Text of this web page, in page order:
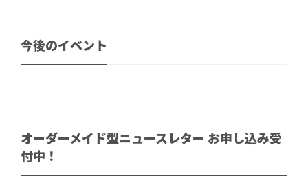
今後のイベント
オーダーメイド型ニュースレター お申し込み受
付中！